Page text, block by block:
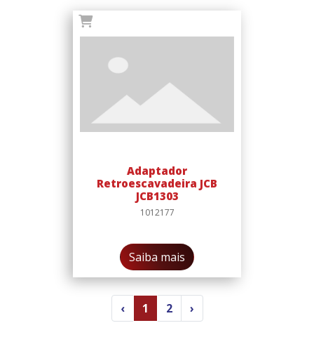
Adaptador
Retroescavadeira JCB
JCB1303
1012177
Saiba mais
‹ 1 2 ›